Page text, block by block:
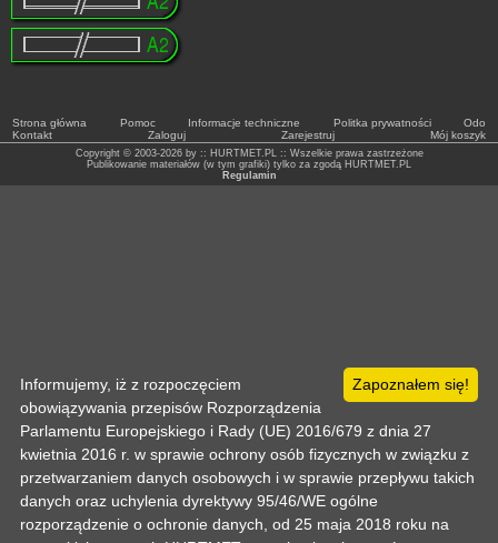
Strona główna Pomoc Informacje techniczne Politka prywatności
Odo
Kontakt
Zaloguj Zarejestruj Mój koszyk
Copyright © 2003-2026 by :: HURTMET.PL :: Wszelkie prawa zastrzeżone
Publikowanie materiałów (w tym grafiki) tylko za zgodą HURTMET.PL
Regulamin
Zapoznałem się!
Informujemy, iż z rozpoczęciem
obowiązywania przepisów Rozporządzenia
Parlamentu Europejskiego i Rady (UE) 2016/679 z dnia 27
kwietnia 2016 r. w sprawie ochrony osób fizycznych w związku z
przetwarzaniem danych osobowych i w sprawie przepływu takich
danych oraz uchylenia dyrektywy 95/46/WE ogólne
rozporządzenie o ochronie danych, od 25 maja 2018 roku na